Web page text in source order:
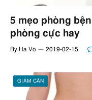
5 mẹo phòng
phòng cực hay
By Ha Vo 2019-02-15
GIẢM CÂN